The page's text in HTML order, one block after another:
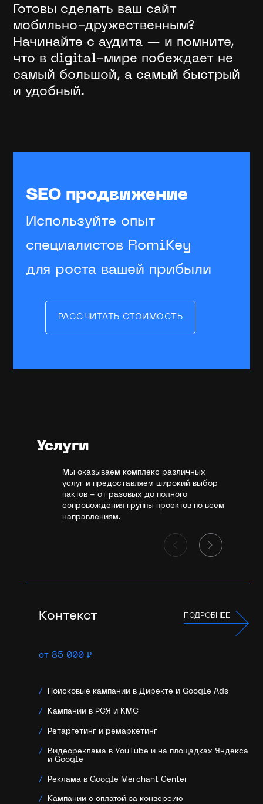
Готовы сделать ваш сайт
мобильно-дружественным?
Начинайте с аудита — и помните,
что в digital-мире побеждает не
самый большой, а самый быстрый
и удобный.
SEO продвижение
Используйте опыт
специалистов RomiKey
для роста вашей прибыли
РАССЧИТАТЬ СТОИМОСТЬ
Услуги
Мы оказываем комплекс различных
услуг и предоставляем широкий выбор
пактов - от разовых до полного
сопровождения группы проектов по всем
направлениям.
Контекст ПОДРОБНЕЕ
от 85 000 ₽
Поисковые кампании в Директе и Google Ads
Кампании в РСЯ и КМС
Ретаргетинг и ремаркетинг
Видеореклама в YouTube и на площадках Яндекса
и Google
Реклама в Google Merchant Center
Кампании с оплатой за конверсию